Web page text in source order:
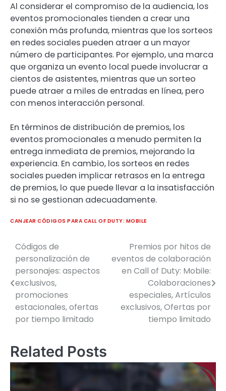
Al considerar el compromiso de la audiencia, los
eventos promocionales tienden a crear una
conexión más profunda, mientras que los sorteos
en redes sociales pueden atraer a un mayor
número de participantes. Por ejemplo, una marca
que organiza un evento local puede involucrar a
cientos de asistentes, mientras que un sorteo
puede atraer a miles de entradas en línea, pero
con menos interacción personal.
En términos de distribución de premios, los
eventos promocionales a menudo permiten la
entrega inmediata de premios, mejorando la
experiencia. En cambio, los sorteos en redes
sociales pueden implicar retrasos en la entrega
de premios, lo que puede llevar a la insatisfacción
si no se gestionan adecuadamente.
CANJEAR CÓDIGOS PARA CALL OF DUTY: MOBILE
Post
navigation
Códigos de
personalización de
personajes: aspectos
exclusivos,
promociones
estacionales, ofertas
por tiempo limitado
Premios por hitos de
eventos de colaboración
en Call of Duty: Mobile:
Colaboraciones
especiales, Artículos
exclusivos, Ofertas por
tiempo limitado
Related Posts